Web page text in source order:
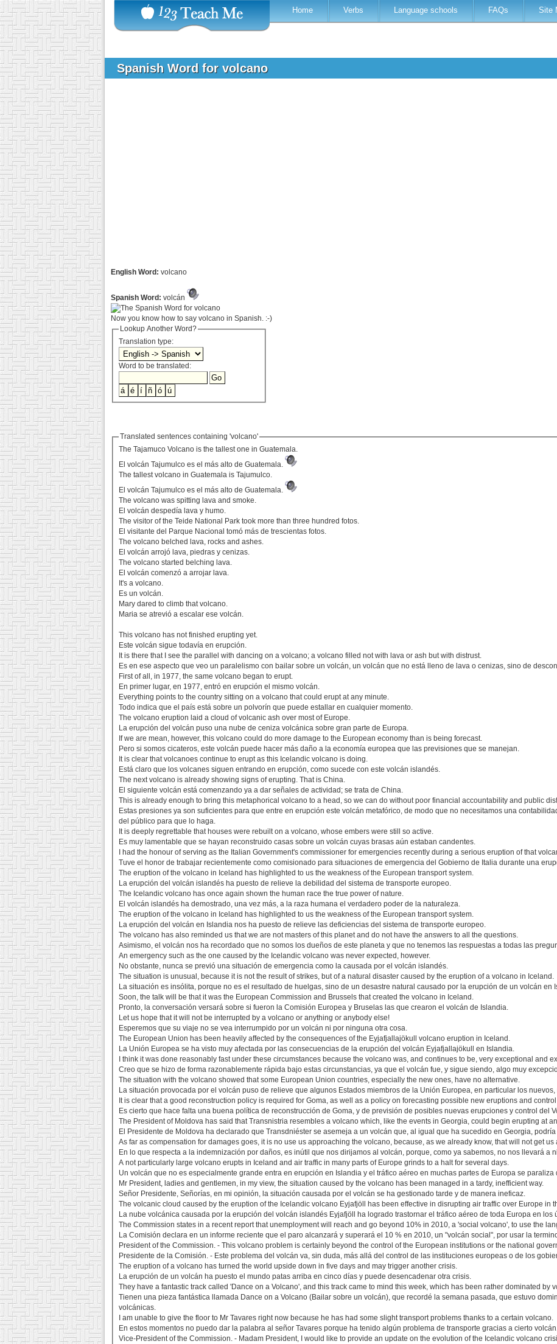
Home Verbs Language schools FAQs Site
Spanish Word for volcano
English Word: volcano
Spanish Word: volcán
Now you know how to say volcano in Spanish. :-)
Lookup Another Word?
Translation type:
Word to be translated:
Translated sentences containing 'volcano'
The Tajamuco Volcano is the tallest one in Guatemala.
El volcán Tajumulco es el más alto de Guatemala.
The tallest volcano in Guatemala is Tajumulco.
El volcán Tajumulco es el más alto de Guatemala.
The volcano was spitting lava and smoke.
El volcán despedía lava y humo.
The visitor of the Teide National Park took more than three hundred fotos.
El visitante del Parque Nacional tomó más de trescientas fotos.
The volcano belched lava, rocks and ashes.
El volcán arrojó lava, piedras y cenizas.
The volcano started belching lava.
El volcán comenzó a arrojar lava.
It's a volcano.
Es un volcán.
Mary dared to climb that volcano.
Maria se atrevió a escalar ese volcán.
This volcano has not finished erupting yet.
Este volcán sigue todavía en erupción.
It is there that I see the parallel with dancing on a volcano; a volcano filled not with lava or ash but with distrust.
Es en ese aspecto que veo un paralelismo con bailar sobre un volcán, un volcán que no está lleno de lava o cenizas, sino de
First of all, in 1977, the same volcano began to erupt.
En primer lugar, en 1977, entró en erupción el mismo volcán.
Everything points to the country sitting on a volcano that could erupt at any minute.
Todo indica que el país está sobre un polvorín que puede estallar en cualquier momento.
The volcano eruption laid a cloud of volcanic ash over most of Europe.
La erupción del volcán puso una nube de ceniza volcánica sobre gran parte de Europa.
If we are mean, however, this volcano could do more damage to the European economy than is being forecast.
Pero si somos cicateros, este volcán puede hacer más daño a la economía europea que las previsiones que se manejan.
It is clear that volcanoes continue to erupt as this Icelandic volcano is doing.
Está claro que los volcanes siguen entrando en erupción, como sucede con este volcán islandés.
The next volcano is already showing signs of erupting. That is China.
El siguiente volcán está comenzando ya a dar señales de actividad; se trata de China.
This is already enough to bring this metaphorical volcano to a head, so we can do without poor financial accountability and public
Estas presiones ya son suficientes para que entre en erupción este volcán metafórico, de modo que no necesitamos una
del público para que lo haga.
It is deeply regrettable that houses were rebuilt on a volcano, whose embers were still so active.
Es muy lamentable que se hayan reconstruido casas sobre un volcán cuyas brasas aún estaban candentes.
I had the honour of serving as the Italian Government's commissioner for emergencies recently during a serious eruption of that
Tuve el honor de trabajar recientemente como comisionado para situaciones de emergencia del Gobierno de Italia durante una
The eruption of the volcano in Iceland has highlighted to us the weakness of the European transport system.
La erupción del volcán islandés ha puesto de relieve la debilidad del sistema de transporte europeo.
The Icelandic volcano has once again shown the human race the true power of nature.
El volcán islandés ha demostrado, una vez más, a la raza humana el verdadero poder de la naturaleza.
The eruption of the volcano in Iceland has highlighted to us the weakness of the European transport system.
La erupción del volcán en Islandia nos ha puesto de relieve las deficiencias del sistema de transporte europeo.
The volcano has also reminded us that we are not masters of this planet and do not have the answers to all the questions.
Asimismo, el volcán nos ha recordado que no somos los dueños de este planeta y que no tenemos las respuestas a todas las
An emergency such as the one caused by the Icelandic volcano was never expected, however.
No obstante, nunca se previó una situación de emergencia como la causada por el volcán islandés.
The situation is unusual, because it is not the result of strikes, but of a natural disaster caused by the eruption of a volcano in Iceland.
La situación es insólita, porque no es el resultado de huelgas, sino de un desastre natural causado por la erupción de un volcán en
Soon, the talk will be that it was the European Commission and Brussels that created the volcano in Iceland.
Pronto, la conversación versará sobre si fueron la Comisión Europea y Bruselas las que crearon el volcán de Islandia.
Let us hope that it will not be interrupted by a volcano or anything or anybody else!
Esperemos que su viaje no se vea interrumpido por un volcán ni por ninguna otra cosa.
The European Union has been heavily affected by the consequences of the Eyjafjallajökull volcano eruption in Iceland.
La Unión Europea se ha visto muy afectada por las consecuencias de la erupción del volcán Eyjafjallajökull en Islandia.
I think it was done reasonably fast under these circumstances because the volcano was, and continues to be, very exceptional and
Creo que se hizo de forma razonablemente rápida bajo estas circunstancias, ya que el volcán fue, y sigue siendo, algo muy
The situation with the volcano showed that some European Union countries, especially the new ones, have no alternative.
La situación provocada por el volcán puso de relieve que algunos Estados miembros de la Unión Europea, en particular los
It is clear that a good reconstruction policy is required for Goma, as well as a policy on forecasting possible new eruptions and
Es cierto que hace falta una buena política de reconstrucción de Goma, y de previsión de posibles nuevas erupciones y control del
The President of Moldova has said that Transnistria resembles a volcano which, like the events in Georgia, could begin erupting at
El Presidente de Moldova ha declarado que Transdniéster se asemeja a un volcán que, al igual que ha sucedido en Georgia,
As far as compensation for damages goes, it is no use us approaching the volcano, because, as we already know, that will not get us
En lo que respecta a la indemnización por daños, es inútil que nos dirijamos al volcán, porque, como ya sabemos, no nos llevará a
A not particularly large volcano erupts in Iceland and air traffic in many parts of Europe grinds to a halt for several days.
Un volcán que no es especialmente grande entra en erupción en Islandia y el tráfico aéreo en muchas partes de Europa se paraliza
Mr President, ladies and gentlemen, in my view, the situation caused by the volcano has been managed in a tardy, inefficient way.
Señor Presidente, Señorías, en mi opinión, la situación causada por el volcán se ha gestionado tarde y de manera ineficaz.
The volcanic cloud caused by the eruption of the Icelandic volcano Eyjafjöll has been effective in disrupting air traffic over Europe in
La nube volcánica causada por la erupción del volcán islandés Eyjafjöll ha logrado trastornar el tráfico aéreo de toda Europa en los
The Commission states in a recent report that unemployment will reach and go beyond 10% in 2010, a 'social volcano', to use the
La Comisión declara en un informe reciente que el paro alcanzará y superará el 10 % en 2010, un "volcán social", por usar la
President of the Commission. - This volcano problem is certainly beyond the control of the European institutions or the national
Presidente de la Comisión. - Este problema del volcán va, sin duda, más allá del control de las instituciones europeas o de los
The eruption of a volcano has turned the world upside down in five days and may trigger another crisis.
La erupción de un volcán ha puesto el mundo patas arriba en cinco días y puede desencadenar otra crisis.
They have a fantastic track called 'Dance on a Volcano', and this track came to mind this week, which has been rather dominated by
Tienen una pieza fantástica llamada Dance on a Volcano (Bailar sobre un volcán), que recordé la semana pasada, que estuvo
volcánicas.
I am unable to give the floor to Mr Tavares right now because he has had some slight transport problems thanks to a certain volcano.
En estos momentos no puedo dar la palabra al señor Tavares porque ha tenido algún problema de transporte gracias a cierto
Vice-President of the Commission. - Madam President, I would like to provide an update on the evolution of the Icelandic volcano